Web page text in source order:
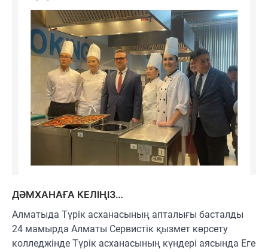
ДӘМХАНАҒА КЕЛІҢІЗ…
Алматыда Түрік асханасының апталығы басталды
24 мамырда Алматы Сервистік қызмет көрсету
колледжінде Түрік асханасының күндері аясында Еге